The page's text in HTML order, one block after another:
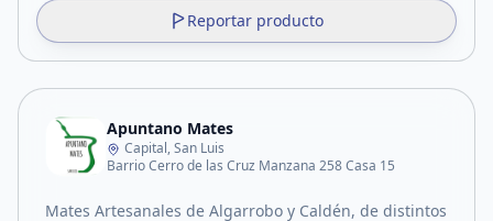
Reportar producto
Apuntano Mates
Capital, San Luis
Barrio Cerro de las Cruz Manzana 258 Casa 15
Mates Artesanales de Algarrobo y Caldén, de distintos